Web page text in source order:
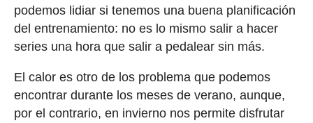
podemos lidiar si tenemos una buena planificación
del entrenamiento: no es lo mismo salir a hacer
series una hora que salir a pedalear sin más.
El calor es otro de los problema que podemos
encontrar durante los meses de verano, aunque,
por el contrario, en invierno nos permite disfrutar